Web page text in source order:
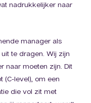
nadrukkelijker naar
manager als
te dragen. Wij zijn
naar moeten zijn. Dit
(C-level), om een
die vol zit met